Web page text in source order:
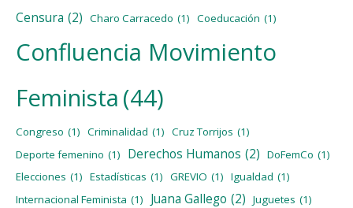
Censura (2) Charo Carracedo (1) Coeducación (1)
Confluencia Movimiento
Feminista (44)
Congreso (1) Criminalidad (1) Cruz Torrijos (1)
Deporte femenino (1) Derechos Humanos (2) DoFemCo (1)
Elecciones (1) Estadísticas (1) GREVIO (1) Igualdad (1)
Internacional Feminista (1) Juana Gallego (2) Juguetes (1)